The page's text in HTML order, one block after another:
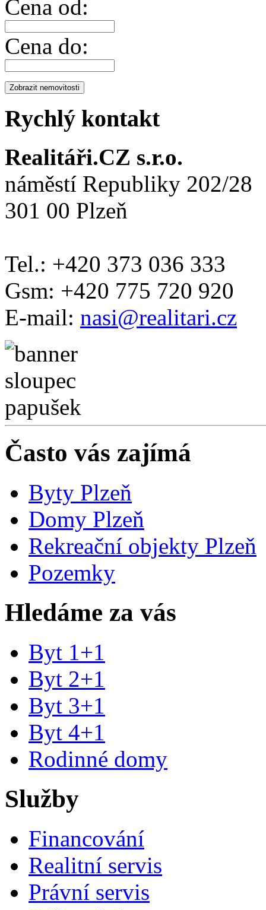
Cena od:
Cena do:
Rychlý kontakt
Realitáři.CZ s.r.o.
náměstí Republiky 202/28
301 00 Plzeň
Tel.: +420 373 036 333
Gsm: +420 775 720 920
E-mail: nasi@realitari.cz
Často vás zajímá
Byty Plzeň
Domy Plzeň
Rekreační objekty Plzeň
Pozemky
Hledáme za vás
Byt 1+1
Byt 2+1
Byt 3+1
Byt 4+1
Rodinné domy
Služby
Financování
Realitní servis
Právní servis